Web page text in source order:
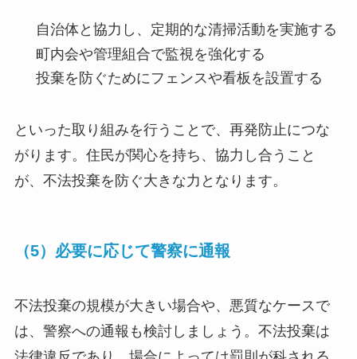
自治体と協力し、定期的な清掃活動を実施する
町内会や管理組合で監視を強化する
投棄を防ぐためにフェンスや看板を設置する
といった取り組みを行うことで、再発防止につな
がります。住民が関心を持ち、協力し合うこと
が、不法投棄を防ぐ大きな力となります。
（5）必要に応じて警察に通報
不法投棄の規模が大きい場合や、悪質なケースで
は、警察への通報も検討しましょう。不法投棄は